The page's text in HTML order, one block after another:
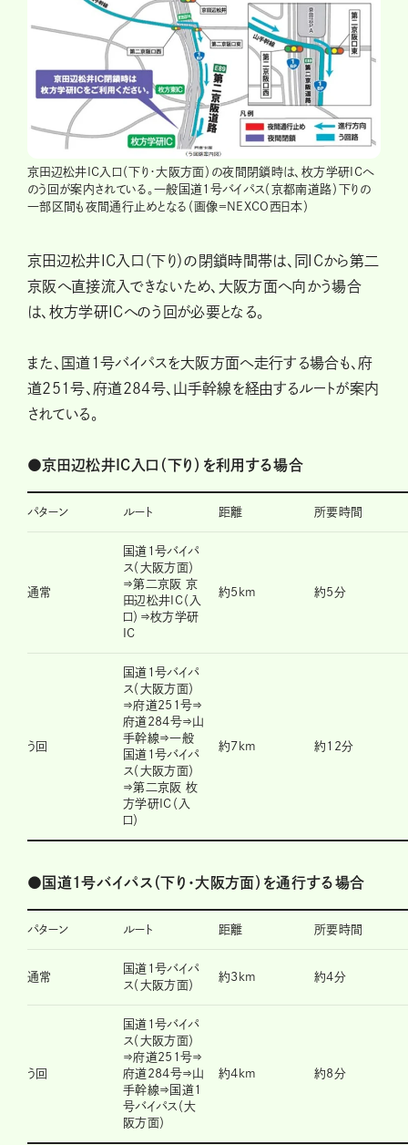
京田辺松井IC入口（下り・大阪方面）の夜間閉鎖時は、枚方学研ICへ
のう回が案内されている。一般国道1号バイパス（京都南道路）下りの
一部区間も夜間通行止めとなる（画像＝NEXCO西日本）
京田辺松井IC入口（下り）の閉鎖時間帯は、同ICから第二
京阪へ直接流入できないため、大阪方面へ向かう場合
は、枚方学研ICへのう回が必要となる。
また、国道1号バイパスを大阪方面へ走行する場合も、府
道251号、府道284号、山手幹線を経由するルートが案内
されている。
●京田辺松井IC入口（下り）を利用する場合
パターン ルート 距離 所要時間
通常
国道1号バイパ
ス（大阪方面）
⇒第二京阪 京
田辺松井IC（入
口）⇒枚方学研
IC
約5km 約5分
う回
国道1号バイパ
ス（大阪方面）
⇒府道251号⇒
府道284号⇒山
手幹線⇒一般
国道1号バイパ
ス（大阪方面）
⇒第二京阪 枚
方学研IC（入
口）
約7km 約12分
● 国道1号バイパス（下り・大阪方面）を通行する場合
パターン ルート 距離 所要時間
通常
国道1号バイパ
ス（大阪方面）
約3km 約4分
う回
国道1号バイパ
ス（大阪方面）
⇒府道251号⇒
府道284号⇒山
手幹線⇒国道1
号バイパス（大
阪方面）
約4km 約8分